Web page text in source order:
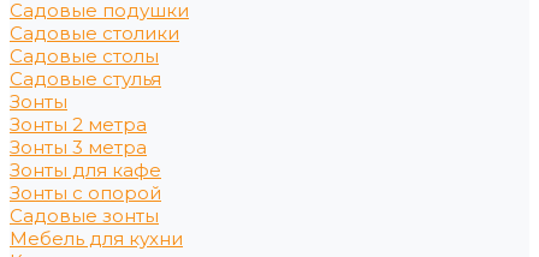
Садовые подушки
Садовые столики
Садовые столы
Садовые стулья
Зонты
Зонты 2 метра
Зонты 3 метра
Зонты для кафе
Зонты с опорой
Садовые зонты
Мебель для кухни